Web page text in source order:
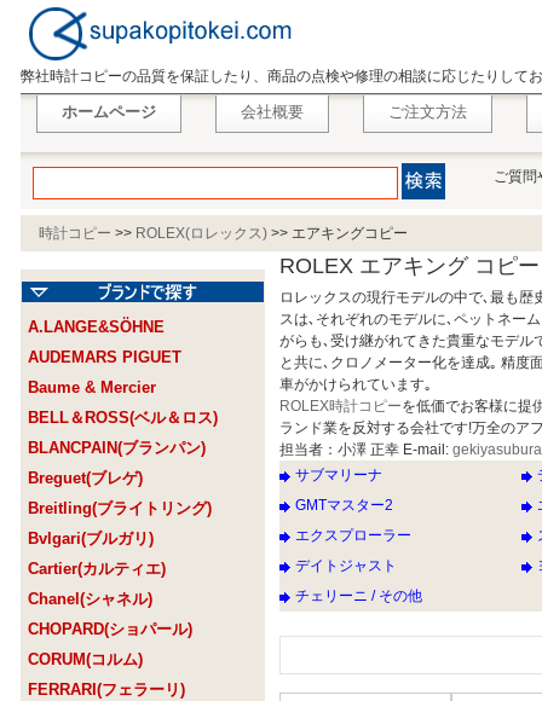
弊社時計コピーの品質を保証したり、商品の点検や修理の相談に応じたりして
ホームページ 会社概要 ご注文方法
ご質問
時計コピー >> ROLEX(ロレックス) >> エアキングコピー
A.LANGE&SÖHNE
AUDEMARS PIGUET
Baume & Mercier
BELL＆ROSS(ベル＆ロス)
BLANCPAIN(ブランパン)
Breguet(ブレゲ)
Breitling(ブライトリング)
Bvlgari(ブルガリ)
Cartier(カルティエ)
Chanel(シャネル)
CHOPARD(ショパール)
CORUM(コルム)
FERRARI(フェラーリ)
ROLEX エアキング コピー
ロレックスの現行モデルの中で､最も
スは､それぞれのモデルに､ペットネー
がらも､受け継がれてきた貴重なモデル
と共に､クロノメーター化を達成｡ 精度
車がかけられています｡
ROLEX時計コピーを低価でお客様に提
ランド業を反対する会社です!万全のア
担当者：小澤 正幸 E-mail:
サブマリーナ
GMTマスター2
エクスプローラー
デイトジャスト
チェリーニ / その他